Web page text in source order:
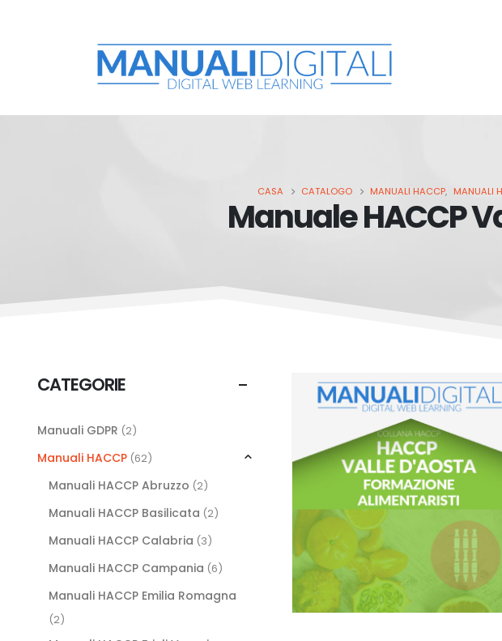
CASA CATALOGO MANUALI HACCP, MANUALI
Manuale HACCP
CATEGORIE
Manuali GDPR (2)
Manuali HACCP (62)
Manuali HACCP Abruzzo (2)
Manuali HACCP Basilicata (2)
Manuali HACCP Calabria (3)
Manuali HACCP Campania (6)
Manuali HACCP Emilia Romagna
(2)